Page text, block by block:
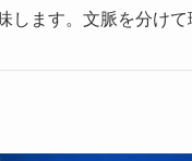
します。文脈を分けて